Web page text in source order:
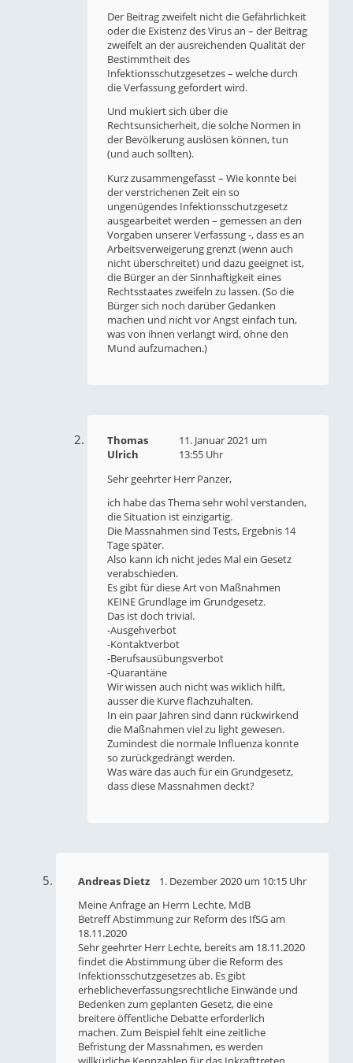
Der Beitrag zweifelt nicht die Gefährlichkeit
oder die Existenz des Virus an – der Beitrag
zweifelt an der ausreichenden Qualität der
Bestimmtheit des
Infektionsschutzgesetzes – welche durch
die Verfassung gefordert wird.
Und mukiert sich über die
Rechtsunsicherheit, die solche Normen in
der Bevölkerung auslösen können, tun
(und auch sollten).
Kurz zusammengefasst – Wie konnte bei
der verstrichenen Zeit ein so
ungenügendes Infektionsschutzgesetz
ausgearbeitet werden – gemessen an den
Vorgaben unserer Verfassung -, dass es an
Arbeitsverweigerung grenzt (wenn auch
nicht überschreitet) und dazu geeignet ist,
die Bürger an der Sinnhaftigkeit eines
Rechtsstaates zweifeln zu lassen. (So die
Bürger sich noch darüber Gedanken
machen und nicht vor Angst einfach tun,
was von ihnen verlangt wird, ohne den
Mund aufzumachen.)
Thomas
Ulrich
11. Januar 2021 um
13:55 Uhr
Sehr geehrter Herr Panzer,
ich habe das Thema sehr wohl verstanden,
die Situation ist einzigartig.
Die Massnahmen sind Tests, Ergebnis 14
Tage später.
Also kann ich nicht jedes Mal ein Gesetz
verabschieden.
Es gibt für diese Art von Maßnahmen
KEINE Grundlage im Grundgesetz.
Das ist doch trivial.
-Ausgehverbot
-Kontaktverbot
-Berufsausübungsverbot
-Quarantäne
Wir wissen auch nicht was wiklich hilft,
ausser die Kurve flachzuhalten.
In ein paar Jahren sind dann rückwirkend
die Maßnahmen viel zu light gewesen.
Zumindest die normale Influenza konnte
so zurückgedrängt werden.
Was wäre das auch für ein Grundgesetz,
dass diese Massnahmen deckt?
Andreas Dietz
1. Dezember 2020 um 10:15 Uhr
Meine Anfrage an Herrn Lechte, MdB
Betreff Abstimmung zur Reform des IfSG am
18.11.2020
Sehr geehrter Herr Lechte, bereits am 18.11.2020
findet die Abstimmung über die Reform des
Infektionsschutzgesetzes ab. Es gibt
erheblicheverfassungsrechtliche Einwände und
Bedenken zum geplanten Gesetz, die eine
breitere öffentliche Debatte erforderlich
machen. Zum Beispiel fehlt eine zeitliche
Befristung der Massnahmen, es werden